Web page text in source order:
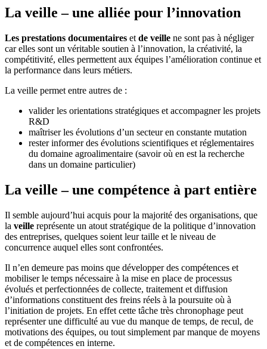
La veille – une alliée pour l’innovation
Les prestations documentaires et de veille ne sont pas à négliger
car elles sont un véritable soutien à l’innovation, la créativité, la
compétitivité, elles permettent aux équipes l’amélioration continue et
la performance dans leurs métiers.
La veille permet entre autres de :
valider les orientations stratégiques et accompagner les projets
R&D
maîtriser les évolutions d’un secteur en constante mutation
rester informer des évolutions scientifiques et réglementaires
du domaine agroalimentaire (savoir où en est la recherche
dans un domaine particulier)
La veille – une compétence à part entière
Il semble aujourd’hui acquis pour la majorité des organisations, que
la veille représente un atout stratégique de la politique d’innovation
des entreprises, quelques soient leur taille et le niveau de
concurrence auquel elles sont confrontées.
Il n’en demeure pas moins que développer des compétences et
mobiliser le temps nécessaire à la mise en place de processus
évolués et perfectionnées de collecte, traitement et diffusion
d’informations constituent des freins réels à la poursuite où à
l’initiation de projets. En effet cette tâche très chronophage peut
représenter une difficulté au vue du manque de temps, de recul, de
motivations des équipes, ou tout simplement par manque de moyens
et de compétences en interne.